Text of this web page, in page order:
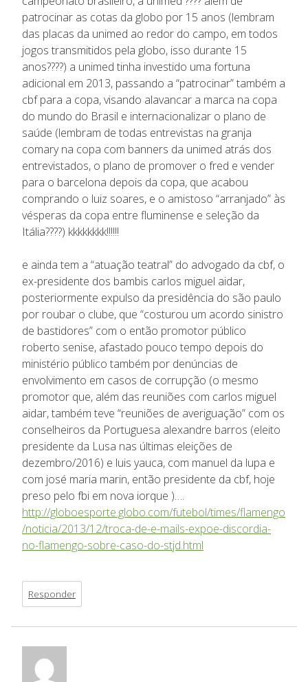
patrocinar as cotas da globo por 15 anos (lembram
das placas da unimed ao redor do campo, em todos
jogos transmitidos pela globo, isso durante 15
anos????) a unimed tinha investido uma fortuna
adicional em 2013, passando a “patrocinar” também a
cbf para a copa, visando alavancar a marca na copa
do mundo do Brasil e internacionalizar o plano de
saúde (lembram de todas entrevistas na granja
comary na copa com banners da unimed atrás dos
entrevistados, o plano de promover o fred e vender
para o barcelona depois da copa, que acabou
comprando o luiz soares, e o amistoso “arranjado” às
vésperas da copa entre fluminense e seleção da
Itália????) kkkkkkkk!!!!!!
e ainda tem a “atuação teatral” do advogado da cbf, o
ex-presidente dos bambis carlos miguel aidar,
posteriormente expulso da presidência do são paulo
por roubar o clube, que “costurou um acordo sinistro
de bastidores” com o então promotor público
roberto senise, afastado pouco tempo depois do
ministério público também por denúncias de
envolvimento em casos de corrupção (o mesmo
promotor que, além das reuniões com carlos miguel
aidar, também teve “reuniões de averiguação” com os
conselheiros da Portuguesa alexandre barros (eleito
presidente da Lusa nas últimas eleições de
dezembro/2016) e luis yauca, com manuel da lupa e
com josé maria marin, então presidente da cbf, hoje
preso pelo fbi em nova iorque )….
http://globoesporte.globo.com/futebol/times/flamengo
/noticia/2013/12/troca-de-e-mails-expoe-discordia-
no-flamengo-sobre-caso-do-stjd.html
Responder